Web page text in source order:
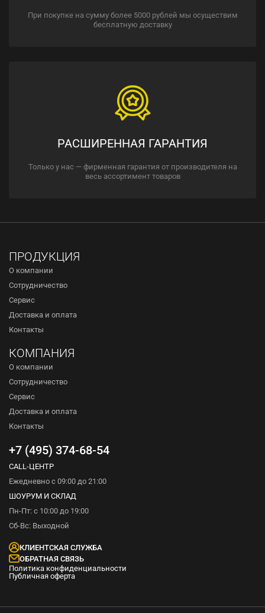
При покупке на сумму более 5000 рублей мы осуществим
бесплатную доставку
РАСШИРЕННАЯ ГАРАНТИЯ
Только у нас — фирменная гарантия от производителя на
весь ассортимент товаров
ПРОДУКЦИЯ
О компании
Сотрудничество
Сервис
Доставка и оплата
Контакты
КОМПАНИЯ
О компании
Сотрудничество
Сервис
Доставка и оплата
Контакты
+7 (495) 374-68-54
CALL-ЦЕНТР
Ежедневно с 09:00 до 21:00
ШОУРУМ И СКЛАД
Пн-Пт: с 10:00 до 19:00
Сб-Вс: Выходной
КЛИЕНТСКАЯ СЛУЖБА
ОБРАТНАЯ СВЯЗЬ
Политика конфиденциальности
Публичная оферта